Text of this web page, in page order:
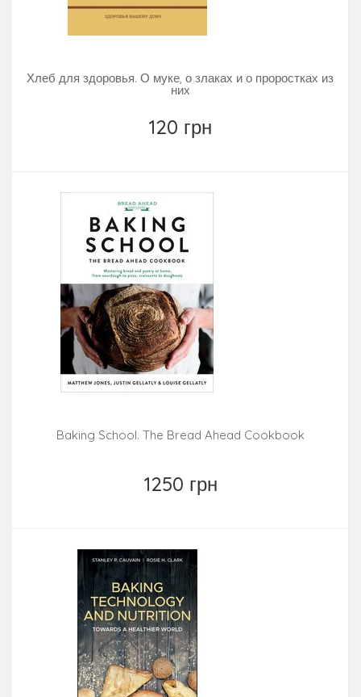
Хлеб для здоровья. О муке, о злаках и о проростках из
них
120 грн
Baking School. The Bread Ahead Cookbook
1250 грн